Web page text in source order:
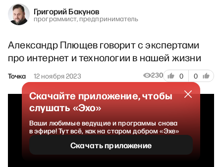
Григорий Бакунов
программист, предприниматель
Александр Плющев говорит с экспертами
про интернет и технологии в нашей жизни
Точка 12 ноября 2023 230 0 0
Скачайте приложение, чтобы
слушать «Эхо»
Ваши любимые ведущие и программы снова
в эфире! Тут всё, как на старом добром «Эхе»
Скачать приложение